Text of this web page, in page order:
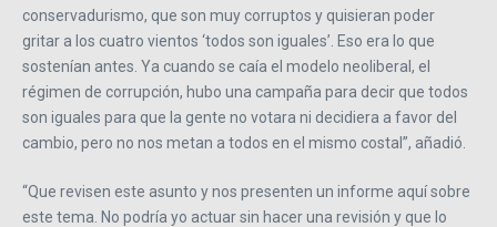
conservadurismo, que son muy corruptos y quisieran poder
gritar a los cuatro vientos ‘todos son iguales’. Eso era lo que
sostenían antes. Ya cuando se caía el modelo neoliberal, el
régimen de corrupción, hubo una campaña para decir que todos
son iguales para que la gente no votara ni decidiera a favor del
cambio, pero no nos metan a todos en el mismo costal”, añadió.
“Que revisen este asunto y nos presenten un informe aquí sobre
este tema. No podría yo actuar sin hacer una revisión y que lo